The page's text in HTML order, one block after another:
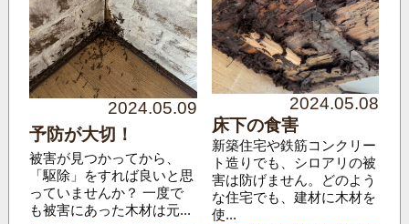
2024.05.09
予防が大切！
被害が見つかってから、
「駆除」をすれば良いと思
っていませんか？ 一度で
も被害にあった木材は元...
2024.05.08
床下の食害
新築住宅や鉄筋コンクリー
ト造りでも、シロアリの被
害は防げません。どのよう
な住宅でも、建材に木材を
使...